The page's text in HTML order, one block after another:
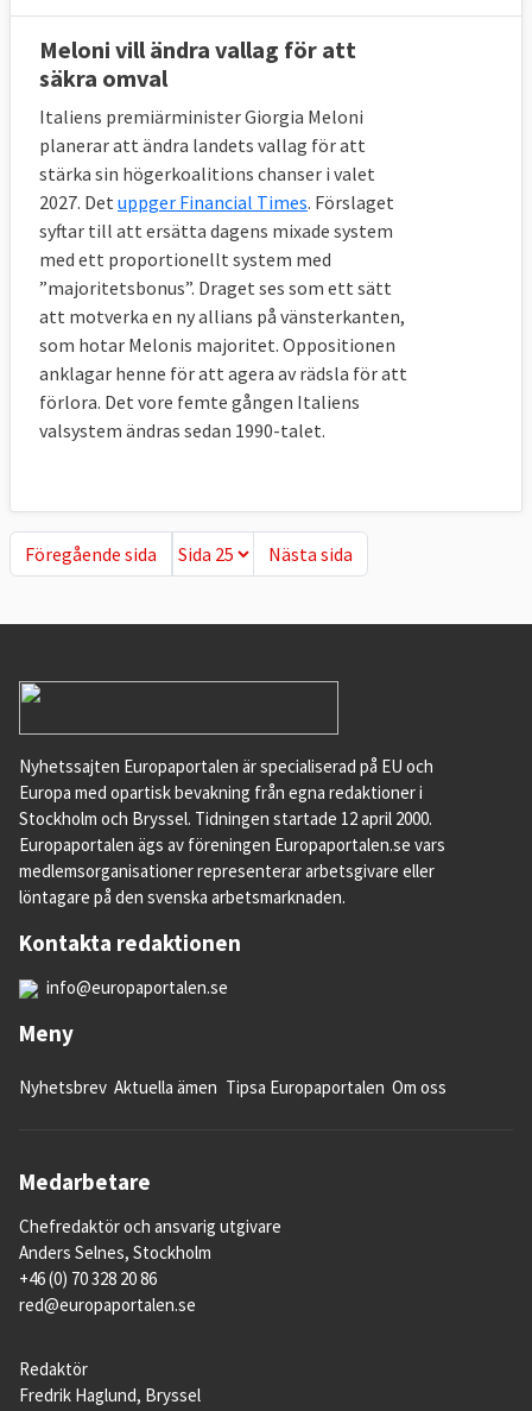
Meloni vill ändra vallag för att
säkra omval
Italiens premiärminister Giorgia Meloni
planerar att ändra landets vallag för att
stärka sin högerkoalitions chanser i valet
2027. Det uppger Financial Times. Förslaget
syftar till att ersätta dagens mixade system
med ett proportionellt system med
”majoritetsbonus”. Draget ses som ett sätt
att motverka en ny allians på vänsterkanten,
som hotar Melonis majoritet. Oppositionen
anklagar henne för att agera av rädsla för att
förlora. Det vore femte gången Italiens
valsystem ändras sedan 1990-talet.
Föregående sida
Föregående sida Nästa sida
Nästa sida
Nyhetssajten Europaportalen är specialiserad på EU och
Europa med opartisk bevakning från egna redaktioner i
Stockholm och Bryssel. Tidningen startade 12 april 2000.
Europaportalen ägs av föreningen Europaportalen.se vars
medlemsorganisationer representerar arbetsgivare eller
löntagare på den svenska arbetsmarknaden.
Kontakta redaktionen
info@europaportalen.se
Meny
Nyhetsbrev Aktuella ämen Tipsa Europaportalen Om oss
Medarbetare
Chefredaktör och ansvarig utgivare
Anders Selnes, Stockholm
+46 (0) 70 328 20 86
red@europaportalen.se
Redaktör
Fredrik Haglund, Bryssel